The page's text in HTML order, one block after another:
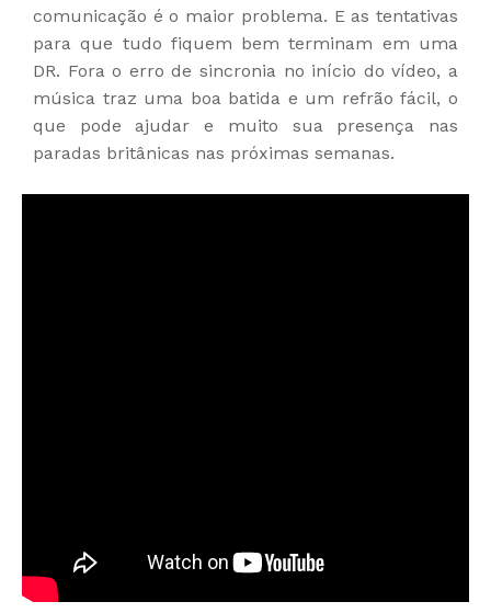
comunicação é o maior problema. E as tentativas
para que tudo fiquem bem terminam em uma
DR. Fora o erro de sincronia no início do vídeo, a
música traz uma boa batida e um refrão fácil, o
que pode ajudar e muito sua presença nas
paradas britânicas nas próximas semanas.